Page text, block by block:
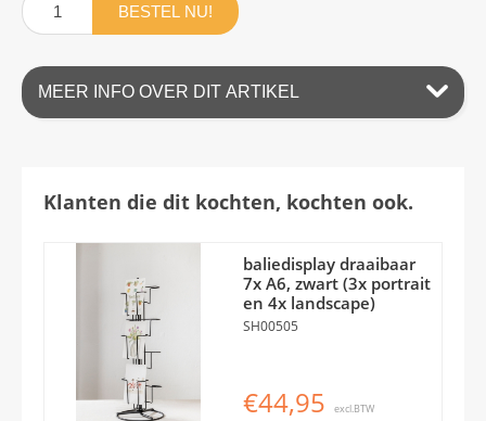
BESTEL NU!
MEER INFO OVER DIT ARTIKEL
Klanten die dit kochten, kochten ook.
baliedisplay draaibaar
7x A6, zwart (3x portrait
en 4x landscape)
SH00505
€44,95 excl.BTW